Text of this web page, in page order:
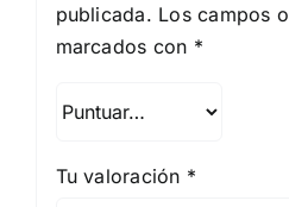
publicada. Los campos
marcados con *
Tu valoración *